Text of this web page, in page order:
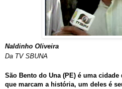
Naldinho Oliveira
Da TV SBUNA
São Bento do Una (PE) é uma
que marcam a história, um deles é